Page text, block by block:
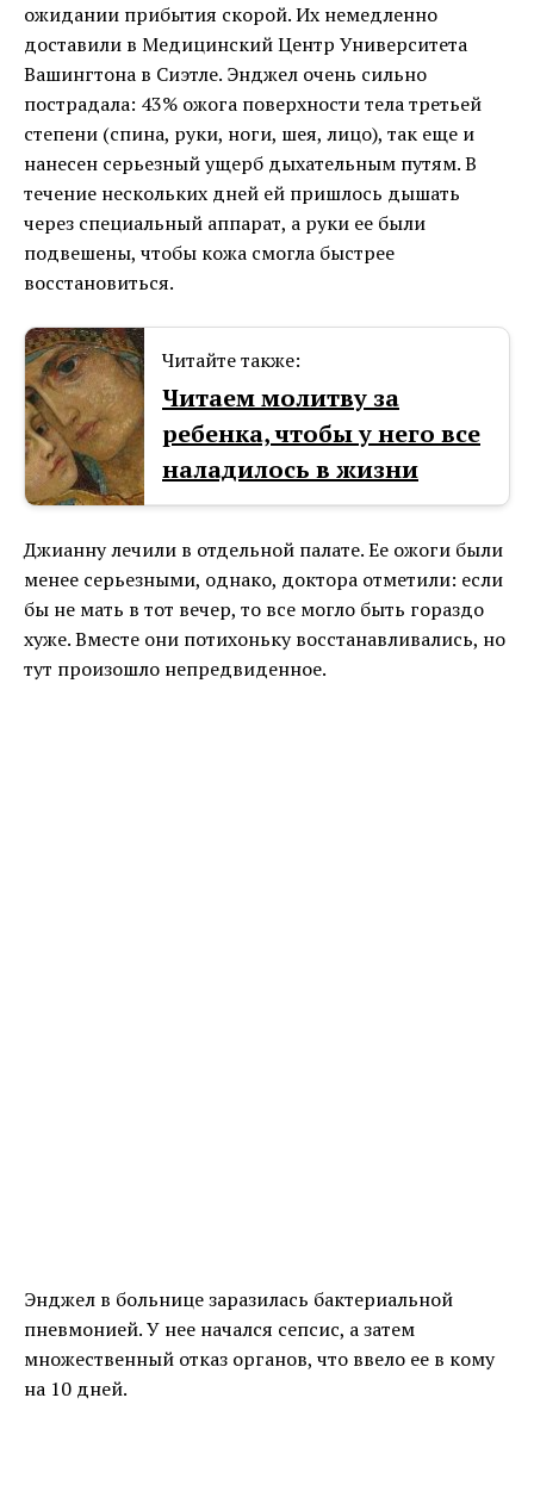
ожидании прибытия скорой. Их немедленно
доставили в Медицинский Центр Университета
Вашингтона в Сиэтле. Энджел очень сильно
пострадала: 43% ожога поверхности тела третьей
степени (спина, руки, ноги, шея, лицо), так еще и
нанесен серьезный ущерб дыхательным путям. В
течение нескольких дней ей пришлось дышать
через специальный аппарат, а руки ее были
подвешены, чтобы кожа смогла быстрее
восстановиться.
Читайте также:
Читаем молитву за
ребенка, чтобы у него все
наладилось в жизни
Джианну лечили в отдельной палате. Ее ожоги были
менее серьезными, однако, доктора отметили: если
бы не мать в тот вечер, то все могло быть гораздо
хуже. Вместе они потихоньку восстанавливались, но
тут произошло непредвиденное.
Энджел в больнице заразилась бактериальной
пневмонией. У нее начался сепсис, а затем
множественный отказ органов, что ввело ее в кому
на 10 дней.